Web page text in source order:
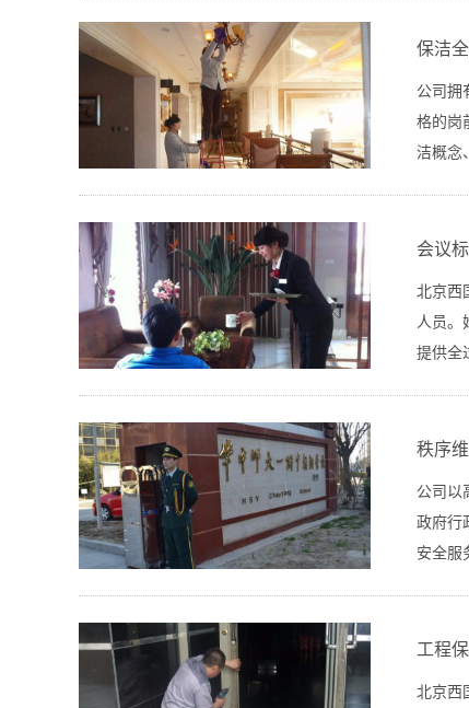
保洁
公司拥
格的岗
洁概念
会议
北京西
人员。
提供全
秩序
公司以
政府行
安全服
工程
北京西